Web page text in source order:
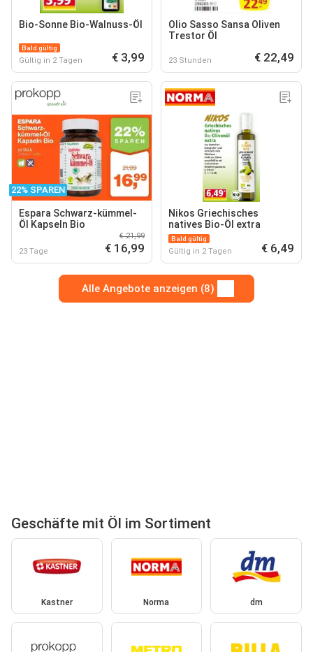
Bio-Sonne Bio-Walnuss-Öl
Bald gültig
Gültig in 2 Tagen € 3,99
Olio Sasso Sansa Oliven
Trestor Öl
23 Stunden € 22,49
22% SPAREN
Espara Schwarz-kümmel-
Öl Kapseln Bio
23 Tage
€ 21,99
€ 16,99
Nikos Griechisches
natives Bio-Öl extra
Bald gültig
Gültig in 2 Tagen € 6,49
Alle Angebote anzeigen (8)
Geschäfte mit Öl im Sortiment
Kastner Norma dm